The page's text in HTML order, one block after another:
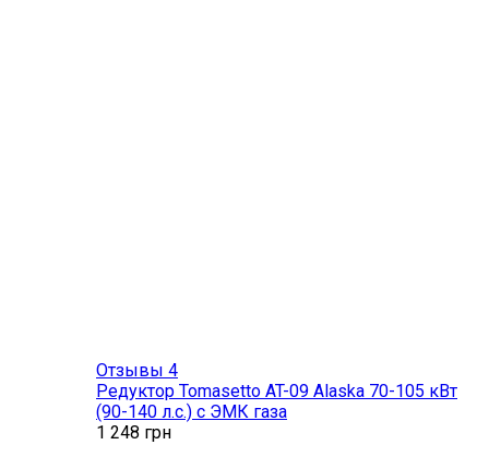
Отзывы 4
Редуктор Tomasetto AT-09 Alaska 70-105 кВт
(90-140 л.с.) с ЭМК газа
1 248 грн